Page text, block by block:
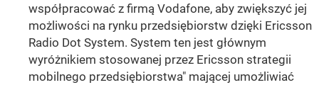
współpracować z firmą Vodafone, aby zwiększyć jej
możliwości na rynku przedsiębiorstw dzięki Ericsson
Radio Dot System. System ten jest głównym
wyróżnikiem stosowanej przez Ericsson strategii
mobilnego przedsiębiorstwa" mającej umożliwiać